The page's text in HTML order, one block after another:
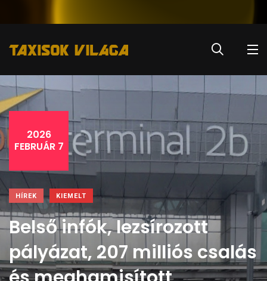
2026
FEBRUÁR 7
HÍREK KIEMELT
Belső infók, lezsírozott
pályázat, 207 milliós csalás